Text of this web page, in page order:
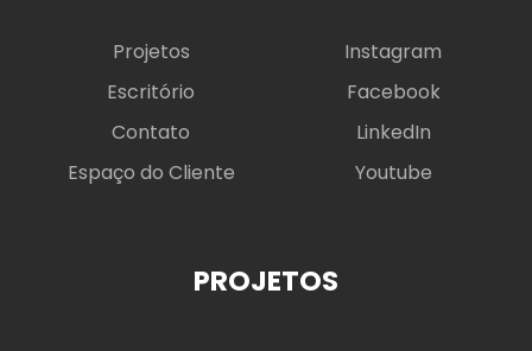
Projetos
Escritório
Contato
Espaço do Cliente
Instagram
Facebook
LinkedIn
Youtube
PROJETOS